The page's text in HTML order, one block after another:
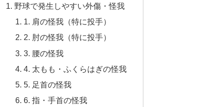
野球で発生しやすい外傷・怪我
1. 肩の怪我（特に投手）
2. 肘の怪我（特に投手）
3. 腰の怪我
4. 太もも・ふくらはぎの怪我
5. 足首の怪我
6. 指・手首の怪我